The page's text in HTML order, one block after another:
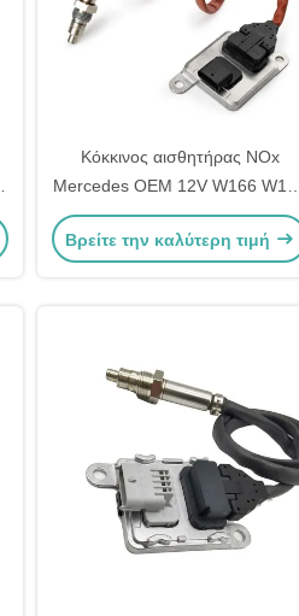
Κόκκινος αισθητήρας NOx
Mercedes OEM 12V W166 W172
W205 W221 W212 C300 ML350
Βρείτε την καλύτερη τιμή